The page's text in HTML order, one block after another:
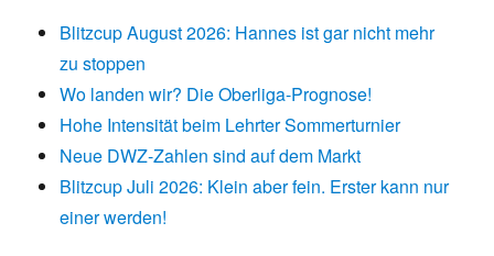
Blitzcup August 2026: Hannes ist gar nicht mehr
zu stoppen
Wo landen wir? Die Oberliga-Prognose!
Hohe Intensität beim Lehrter Sommerturnier
Neue DWZ-Zahlen sind auf dem Markt
Blitzcup Juli 2026: Klein aber fein. Erster kann nur
einer werden!